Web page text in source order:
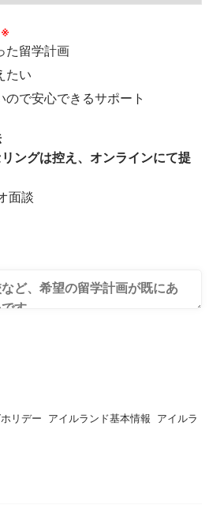
※
た留学計画
たい
で安心できるサポート
ングは控え、オンラインにて提
面談
リデー アイルランド基本情報
アイルラ